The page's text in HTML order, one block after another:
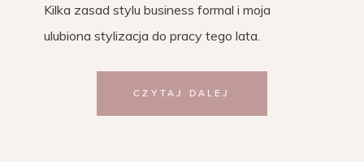
Kilka zasad stylu business formal i moja
ulubiona stylizacja do pracy tego lata.
CZYTAJ DALEJ